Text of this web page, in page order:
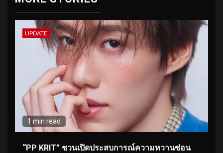
UPDATE
1 min read
“PP KRIT” ชวนเปิดประสบการณ์ความหวานซ่อน